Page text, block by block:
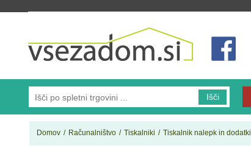
Išči
Domov / Računalništvo / Tiskalniki / Tiskalnik nalepk in dodatki